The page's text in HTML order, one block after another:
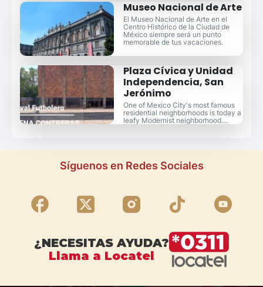
Museo Nacional de Arte
El Museo Nacional de Arte en el
Centro Histórico de la Ciudad de
México siempre será un punto
memorable de tus vacaciones.
Plaza Cívica y Unidad
Independencia, San
Jerónimo
One of Mexico City's most famous
residential neighborhoods is today a
leafy Modernist neighborhood....
Síguenos en Redes Sociales
¿NECESITAS AYUDA?
Llama a Locatel